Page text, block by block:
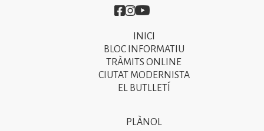
Imatge
Imatge
Imatge
INICI
BLOC INFORMATIU
TRÀMITS ONLINE
CIUTAT MODERNISTA
EL BUTLLETÍ
PLÀNOL